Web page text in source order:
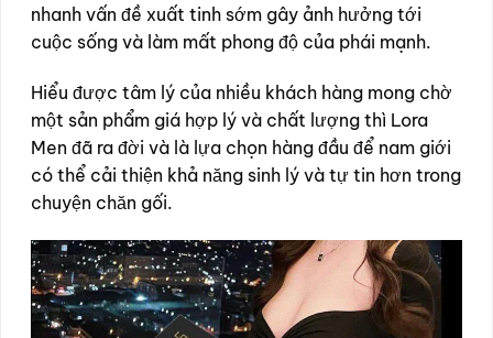
nhanh vấn đề xuất tinh sớm gây ảnh hưởng tới
cuộc sống và làm mất phong độ của phái mạnh.
Hiểu được tâm lý của nhiều khách hàng mong chờ
một sản phẩm giá hợp lý và chất lượng thì Lora
Men đã ra đời và là lựa chọn hàng đầu để nam giới
có thể cải thiện khả năng sinh lý và tự tin hơn trong
chuyện chăn gối.